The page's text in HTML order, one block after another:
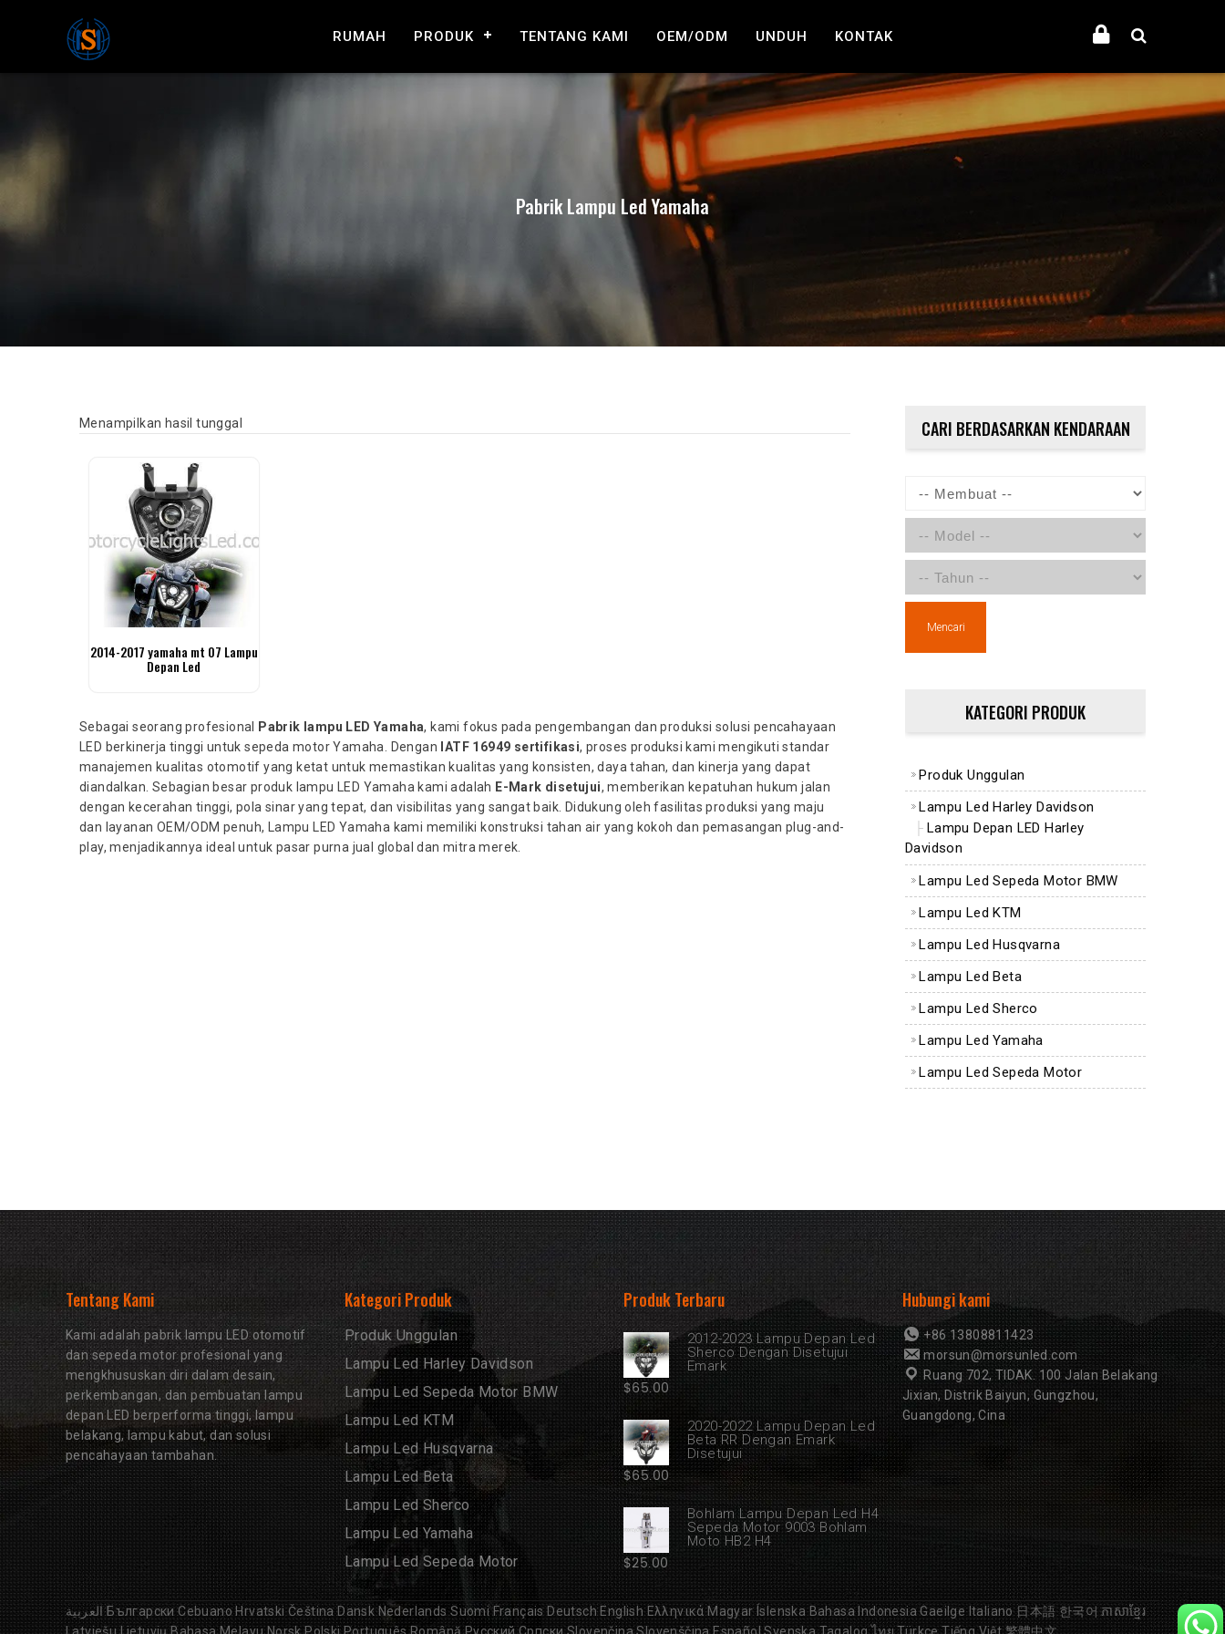
RUMAH PRODUK TENTANG KAMI OEM/ODM UNDUH KONTAK
Pabrik Lampu Led Yamaha
Menampilkan hasil tunggal
2014-2017 yamaha mt 07 Lampu
Depan Led
Sebagai seorang profesional Pabrik lampu LED Yamaha, kami fokus pada pengembangan dan produksi solusi pencahayaan
LED berkinerja tinggi untuk sepeda motor Yamaha. Dengan IATF 16949 sertifikasi, proses produksi kami mengikuti standar
manajemen kualitas otomotif yang ketat untuk memastikan kualitas yang konsisten, daya tahan, dan kinerja yang dapat
diandalkan. Sebagian besar produk lampu LED Yamaha kami adalah E-Mark disetujui, memberikan kepatuhan hukum jalan
dengan kecerahan tinggi, pola sinar yang tepat, dan visibilitas yang sangat baik. Didukung oleh fasilitas produksi yang maju
dan layanan OEM/ODM penuh, Lampu LED Yamaha kami memiliki konstruksi tahan air yang kokoh dan pemasangan plug-and-
play, menjadikannya ideal untuk pasar purna jual global dan mitra merek.
CARI BERDASARKAN KENDARAAN
Mencari
KATEGORI PRODUK
Produk Unggulan
Lampu Led Harley Davidson
Lampu Depan LED Harley
Davidson
Lampu Led Sepeda Motor BMW
Lampu Led KTM
Lampu Led Husqvarna
Lampu Led Beta
Lampu Led Sherco
Lampu Led Yamaha
Lampu Led Sepeda Motor
Tentang Kami
Kami adalah pabrik lampu LED otomotif
dan sepeda motor profesional yang
mengkhususkan diri dalam desain,
perkembangan, dan pembuatan lampu
depan LED berperforma tinggi, lampu
belakang, lampu kabut, dan solusi
pencahayaan tambahan.
Kategori Produk
Produk Unggulan
Lampu Led Harley Davidson
Lampu Led Sepeda Motor BMW
Lampu Led KTM
Lampu Led Husqvarna
Lampu Led Beta
Lampu Led Sherco
Lampu Led Yamaha
Lampu Led Sepeda Motor
Produk Terbaru
2012-2023 Lampu Depan Led
Sherco Dengan Disetujui
Emark
$65.00
2020-2022 Lampu Depan Led
Beta RR Dengan Emark
Disetujui
$65.00
Bohlam Lampu Depan Led H4
Sepeda Motor 9003 Bohlam
Moto HB2 H4
$25.00
Hubungi kami
+86 13808811423
morsun@morsunled.com
Ruang 702, TIDAK. 100 Jalan Belakang
Jixian, Distrik Baiyun, Gungzhou,
Guangdong, Cina
العربية Български Cebuano Hrvatski Čeština Dansk Nederlands Suomi Français Deutsch English Ελληνικά Magyar Íslenska Bahasa Indonesia Gaeilge Italiano 日本語 한국어 ភាសាខ្មែរ